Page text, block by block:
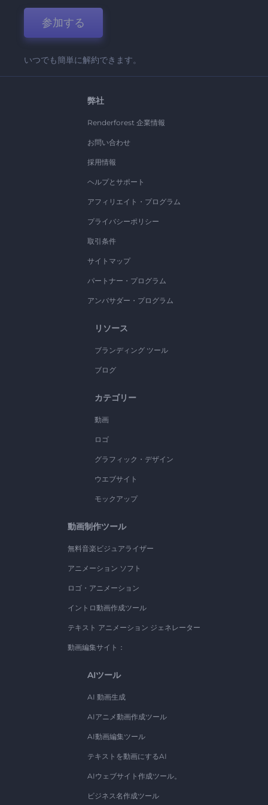
参加する
いつでも簡単に解約できます。
弊社
Renderforest 企業情報
お問い合わせ
採用情報
ヘルプとサポート
アフィリエイト・プログラム
プライバシーポリシー
取引条件
サイトマップ
パートナー・プログラム
アンバサダー・プログラム
リソース
ブランディング ツール
ブログ
カテゴリー
動画
ロゴ
グラフィック・デザイン
ウエブサイト
モックアップ
動画制作ツール
無料音楽ビジュアライザー
アニメーション ソフト
ロゴ・アニメーション
イントロ動画作成ツール
テキスト アニメーション ジェネレーター
動画編集サイト：
AIツール
AI 動画生成
AIアニメ動画作成ツール
AI動画編集ツール
テキストを動画にするAI
AIウェブサイト作成ツール。
ビジネス名作成ツール